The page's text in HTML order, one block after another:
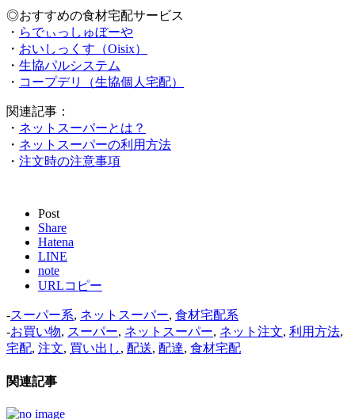
◎おすすめの食材宅配サービス
・ らでぃっしゅぼーや
・ おいしっくす（Oisix）
・ 生協パルシステム
・ コープデリ（生協個人宅配）
関連記事：
・ ネットスーパーとは？
・ ネットスーパーの利用方法
・ 注文時の注意事項
Post
Share
Hatena
LINE
note
URLコピー
-スーパー系, ネットスーパー, 食材宅配系
-お買い物, スーパー, ネットスーパー, ネット注文, 利用方法,
宅配, 注文, 買い出し, 配送, 配達, 食材宅配
関連記事